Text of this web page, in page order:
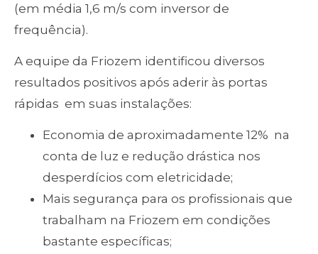
(em média 1,6 m/s com inversor de
frequência).
A equipe da Friozem identificou diversos
resultados positivos após aderir às portas
rápidas em suas instalações:
Economia de aproximadamente 12% na
conta de luz e redução drástica nos
desperdícios com eletricidade;
Mais segurança para os profissionais que
trabalham na Friozem em condições
bastante específicas;